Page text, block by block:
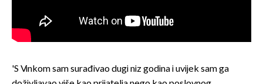
'S Vinkom sam surađivao dugi niz godina i uvijek sam ga